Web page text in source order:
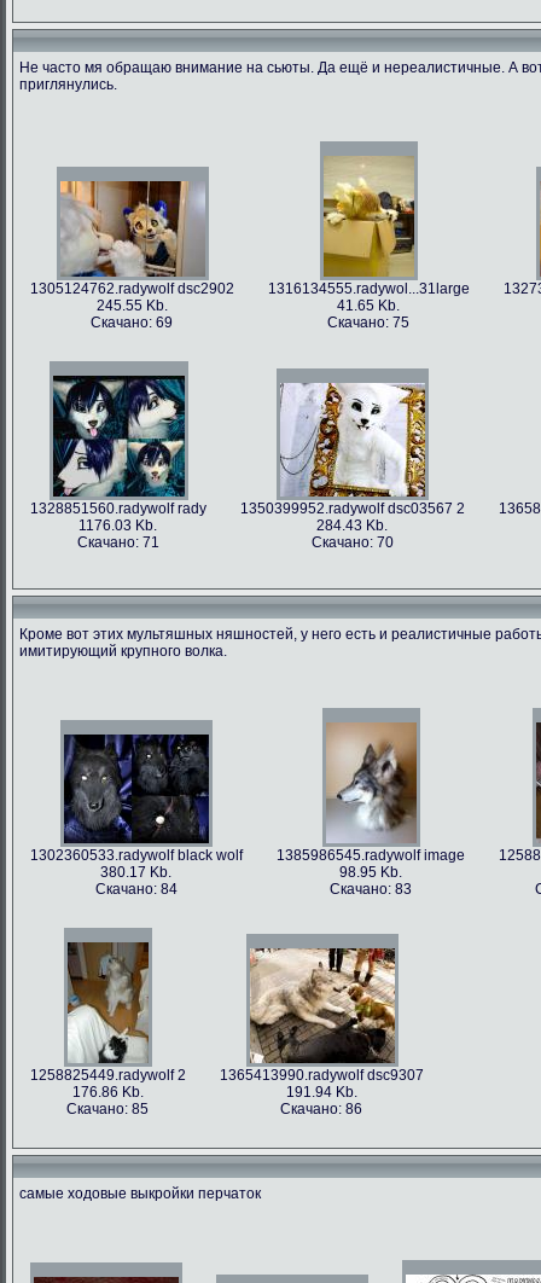
Не часто мя обращаю внимание на сьюты. Да ещё и нереалистичные. А
приглянулись.
1305124762.radywolf dsc2902
245.55 Kb.
Скачано: 69
1316134555.radywol...31large
41.65 Kb.
Скачано: 75
1328851560.radywolf rady
1176.03 Kb.
Скачано: 71
1350399952.radywolf dsc03567 2
284.43 Kb.
Скачано: 70
60.91 Kb.
Скачано: 79
1375506317.radywolf ao
492.86 Kb.
Скачано: 62
1393372244.radywolf eixin-20
3836.44 Kb.
Скачано: 70
1394357978.radywolf image
82.75 Kb.
Скачано: 70
Кроме вот этих мультяшных няшностей, у него есть и реалистичные
имитирующий крупного волка.
1302360533.radywolf black wolf
380.17 Kb.
Скачано: 84
1385986545.radywolf image
98.95 Kb.
Скачано: 83
1258825449.radywolf 2
176.86 Kb.
Скачано: 85
1365413990.radywolf dsc9307
191.94 Kb.
Скачано: 86
самые ходовые выкройки перчаток